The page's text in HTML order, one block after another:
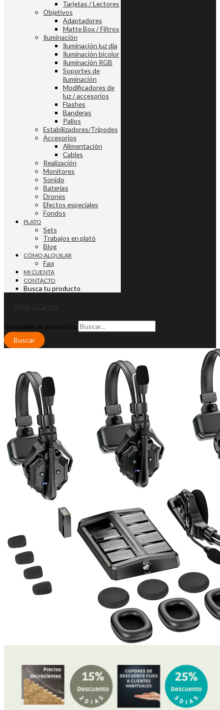
Tarjetas / Lectores
Objetivos
Adaptadores
Matte Box / Filtros
Iluminación
Iluminación luz día
Iluminación bicolor
Iluminación RGB
Soportes de
iluminación
Modificadores de
luz / accesorios
Flashes
Banderas
Palios
Estabilizadores/Trípodes
Accesorios
Alimentación
Cables
Realización
Monitores
Sonido
Baterías
Drones
Efectos especiales
Fondos
PLATO
Sets
Trabajos en plató
Blog
CÓMO ALQUILAR
Faq
MI CUENTA
CONTACTO
Busca tu producto
Búsqueda de productos
Buscar